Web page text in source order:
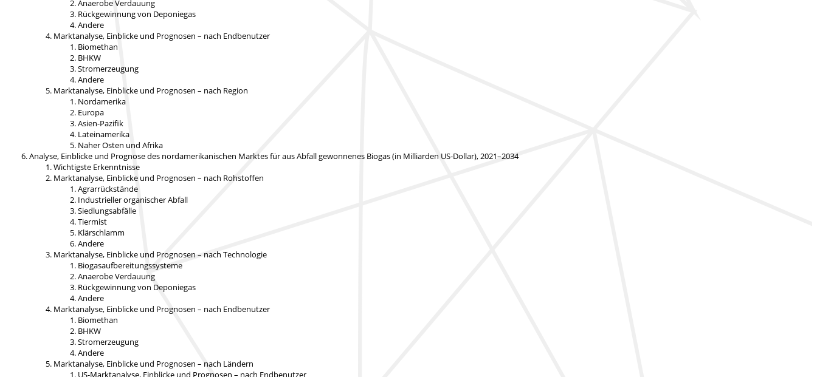
Anaerobe Verdauung
Rückgewinnung von Deponiegas
Andere
Marktanalyse, Einblicke und Prognosen – nach Endbenutzer
Biomethan
BHKW
Stromerzeugung
Andere
Marktanalyse, Einblicke und Prognosen – nach Region
Nordamerika
Europa
Asien-Pazifik
Lateinamerika
Naher Osten und Afrika
Analyse, Einblicke und Prognose des nordamerikanischen Marktes für aus Abfall gewonnenes Biogas (in Milliarden US-Dollar), 2021–2034
Wichtigste Erkenntnisse
Marktanalyse, Einblicke und Prognosen – nach Rohstoffen
Agrarrückstände
Industrieller organischer Abfall
Siedlungsabfälle
Tiermist
Klärschlamm
Andere
Marktanalyse, Einblicke und Prognosen – nach Technologie
Biogasaufbereitungssysteme
Anaerobe Verdauung
Rückgewinnung von Deponiegas
Andere
Marktanalyse, Einblicke und Prognosen – nach Endbenutzer
Biomethan
BHKW
Stromerzeugung
Andere
Marktanalyse, Einblicke und Prognosen – nach Ländern
US-Marktanalyse, Einblicke und Prognosen – nach Endbenutzer